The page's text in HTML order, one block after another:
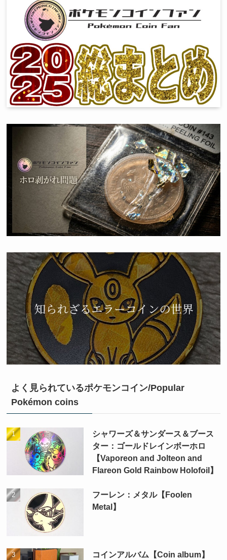
よく見られているポケモンコイン/Popular
Pokémon coins
シャワーズ＆サンダース＆ブース
ター：ゴールドレインボーホロ
【Vaporeon and Jolteon and
Flareon Gold Rainbow Holofoil】
フーレン：メタル【Foolen
Metal】
コインアルバム【Coin album】